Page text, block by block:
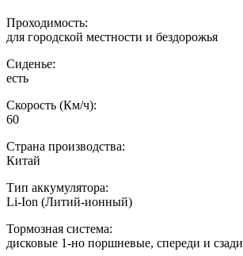
Проходимость:
для городской местности и бездорожья
Сиденье:
есть
Скорость (Км/ч):
60
Страна производства:
Китай
Тип аккумулятора:
Li-Ion (Литий-ионный)
Тормозная система:
дисковые 1-но поршневые, спереди и сзади